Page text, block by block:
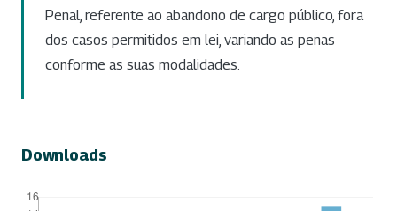
Penal, referente ao abandono de cargo público, fora
dos casos permitidos em lei, variando as penas
conforme as suas modalidades.
Downloads